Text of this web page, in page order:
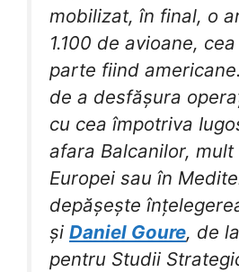
mobilizat, în final, o
1.100 de avioane,
parte fiind
de a desfășura
cu cea împotriva
afara Balcanilor,
Europei sau în
depășește
și Daniel Goure, de
pentru Studii